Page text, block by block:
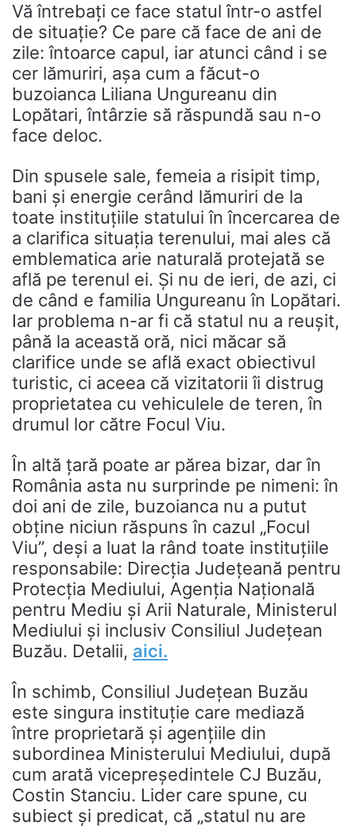
Vă întrebați ce face statul într-o astfel
de situație? Ce pare că face de ani de
zile: întoarce capul, iar atunci când i se
cer lămuriri, așa cum a făcut-o
buzoianca Liliana Ungureanu din
Lopătari, întârzie să răspundă sau n-o
face deloc.
Din spusele sale, femeia a risipit timp,
bani și energie cerând lămuriri de la
toate instituțiile statului în încercarea de
a clarifica situația terenului, mai ales că
emblematica arie naturală protejată se
află pe terenul ei. Și nu de ieri, de azi, ci
de când e familia Ungureanu în Lopătari.
Iar problema n-ar fi că statul nu a reușit,
până la această oră, nici măcar să
clarifice unde se află exact obiectivul
turistic, ci aceea că vizitatorii îi distrug
proprietatea cu vehiculele de teren, în
drumul lor către Focul Viu.
În altă țară poate ar părea bizar, dar în
România asta nu surprinde pe nimeni: în
doi ani de zile, buzoianca nu a putut
obține niciun răspuns în cazul „Focul
Viu”, deși a luat la rând toate instituțiile
responsabile: Direcția Județeană pentru
Protecția Mediului, Agenția Națională
pentru Mediu și Arii Naturale, Ministerul
Mediului și inclusiv Consiliul Județean
Buzău. Detalii, aici.
În schimb, Consiliul Județean Buzău
este singura instituție care mediază
între proprietară și agențiile din
subordinea Ministerului Mediului, după
cum arată vicepreședintele CJ Buzău,
Costin Stanciu. Lider care spune, cu
subiect și predicat, că „statul nu are